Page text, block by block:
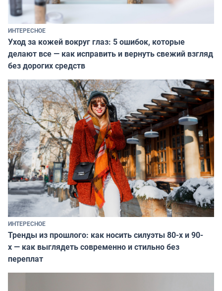
ИНТЕРЕСНОЕ
Уход за кожей вокруг глаз: 5 ошибок, которые
делают все — как исправить и вернуть свежий взгляд
без дорогих средств
ИНТЕРЕСНОЕ
Тренды из прошлого: как носить силуэты 80-х и 90-
х — как выглядеть современно и стильно без
переплат